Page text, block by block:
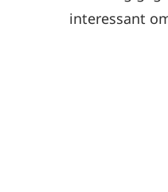
interessant